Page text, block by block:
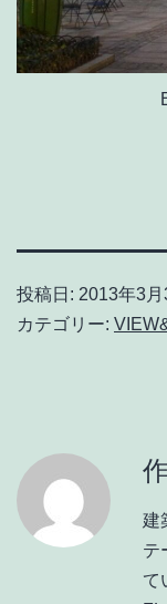
投稿日: 2013年3月
カテゴリー:
建
テ
て